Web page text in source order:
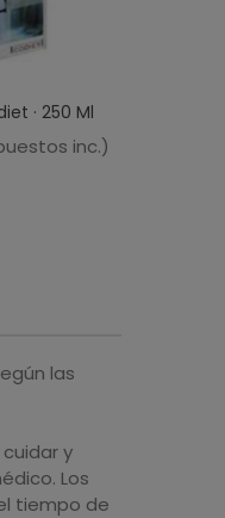
· 250 Ml
inc.)
las
y
Los
tiempo de